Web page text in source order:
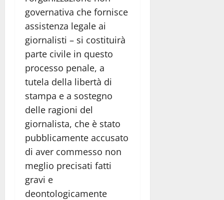
governativa che fornisce
assistenza legale ai
giornalisti – si costituirà
parte civile in questo
processo penale, a
tutela della libertà di
stampa e a sostegno
delle ragioni del
giornalista, che è stato
pubblicamente accusato
di aver commesso non
meglio precisati fatti
gravi e
deontologicamente